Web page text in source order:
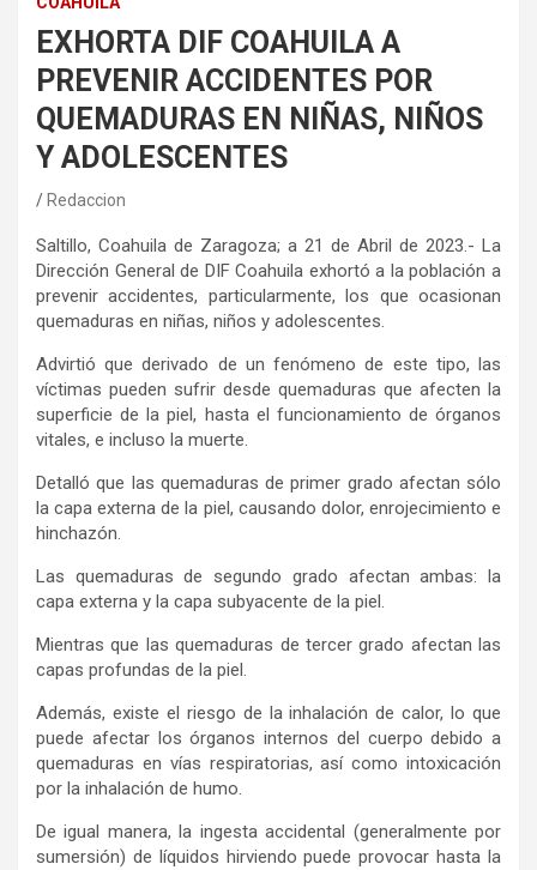
EXHORTA DIF COAHUILA A
PREVENIR ACCIDENTES POR
QUEMADURAS EN NIÑAS, NIÑOS
Y ADOLESCENTES
Redaccion
Saltillo, Coahuila de Zaragoza; a 21 de Abril de 2023.- La
Dirección General de DIF Coahuila exhortó a la población a
prevenir accidentes, particularmente, los que ocasionan
quemaduras en niñas, niños y adolescentes.
Advirtió que derivado de un fenómeno de este tipo, las
víctimas pueden sufrir desde quemaduras que afecten la
superficie de la piel, hasta el funcionamiento de órganos
vitales, e incluso la muerte.
Detalló que las quemaduras de primer grado afectan sólo
la capa externa de la piel, causando dolor, enrojecimiento e
hinchazón.
Las quemaduras de segundo grado afectan ambas: la
capa externa y la capa subyacente de la piel.
Mientras que las quemaduras de tercer grado afectan las
capas profundas de la piel.
Además, existe el riesgo de la inhalación de calor, lo que
puede afectar los órganos internos del cuerpo debido a
quemaduras en vías respiratorias, así como intoxicación
por la inhalación de humo.
De igual manera, la ingesta accidental (generalmente por
sumersión) de líquidos hirviendo puede provocar hasta la